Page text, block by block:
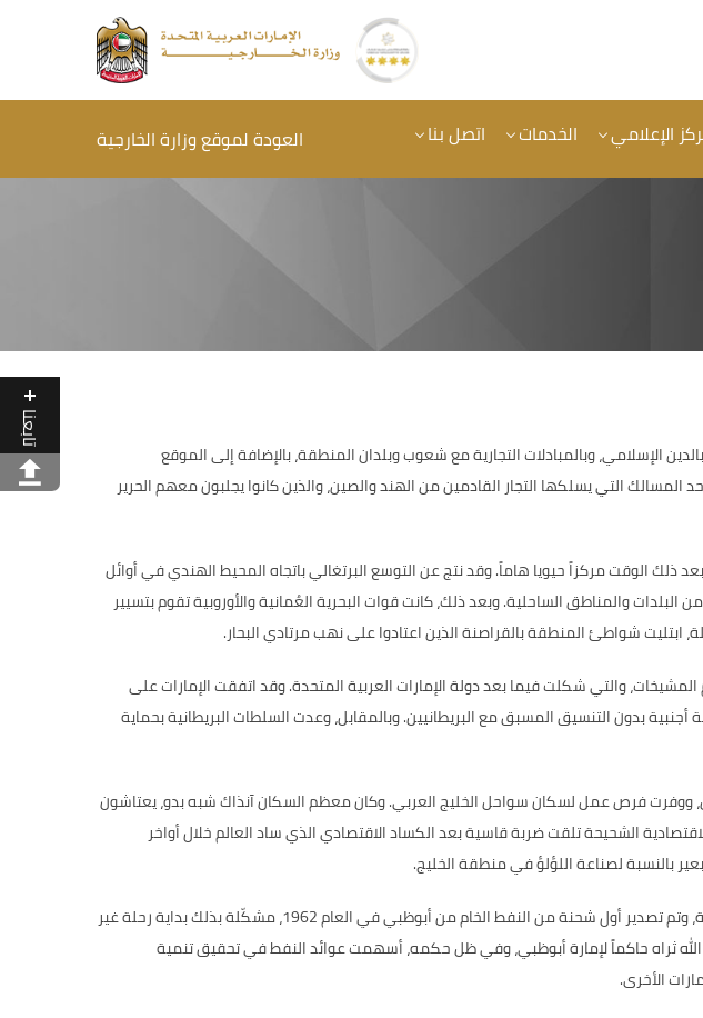
تابعنا
الإعلامي الخدمات اتصل بنا العودة لموقع وزارة الخارجية
الإسلامي، وبالمبادلات التجارية مع شعوب وبلدان المنطقة، بالإضافة إلى الموقع
التي يسلكها التجار القادمين من الهند والصين، والذين كانوا يجلبون معهم الحرير
ذلك الوقت مركزاً حيويا هاماً.وقد نتج عن التوسع البرتغالي باتجاه المحيط الهندي في أوائل
والمناطق الساحلية.وبعد ذلك، كانت قوات البحرية العُمانية والأوروبية تقوم بتسيير
ابتليت شواطئ المنطقة بالقراصنة الذين اعتادوا على نهب مرتادي البحار.
والتي شكلت فيما بعد دولة الإمارات العربية المتحدة.وقد اتفقت الإمارات على
بدون التنسيق المسبق مع البريطانيين.وبالمقابل، وعدت السلطات البريطانية بحماية
ووفرت فرص عمل لسكان سواحل الخليج العربي.وكان معظم السكان آنذاك شبه بدو، يعتاشون
الشحيحة تلقت ضربة قاسية بعد الكساد الاقتصادي الذي ساد العالم خلال أواخر
بالنسبة لصناعة اللؤلؤ في منطقة الخليج.
وتم تصدير أول شحنة من النفط الخام من أبوظبي في العام1962، مشكّلة بذلك بداية رحلة غير
الله ثراه حاكماً لإمارة أبوظبي، وفي ظل حكمه، أسهمت عوائد النفط في تحقيق تنمية
الأخرى.